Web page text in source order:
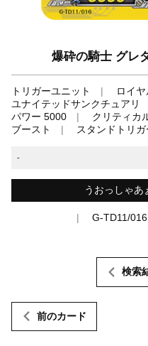
爆砕の騎士 グレ
トリガーユニット ロイ
ユナイテッドサンクチュアリ
パワー 5000
クリティカ
ブースト
スタンドトリ
-
うおっしゃあ
G-TD11/016
前のカード
検索